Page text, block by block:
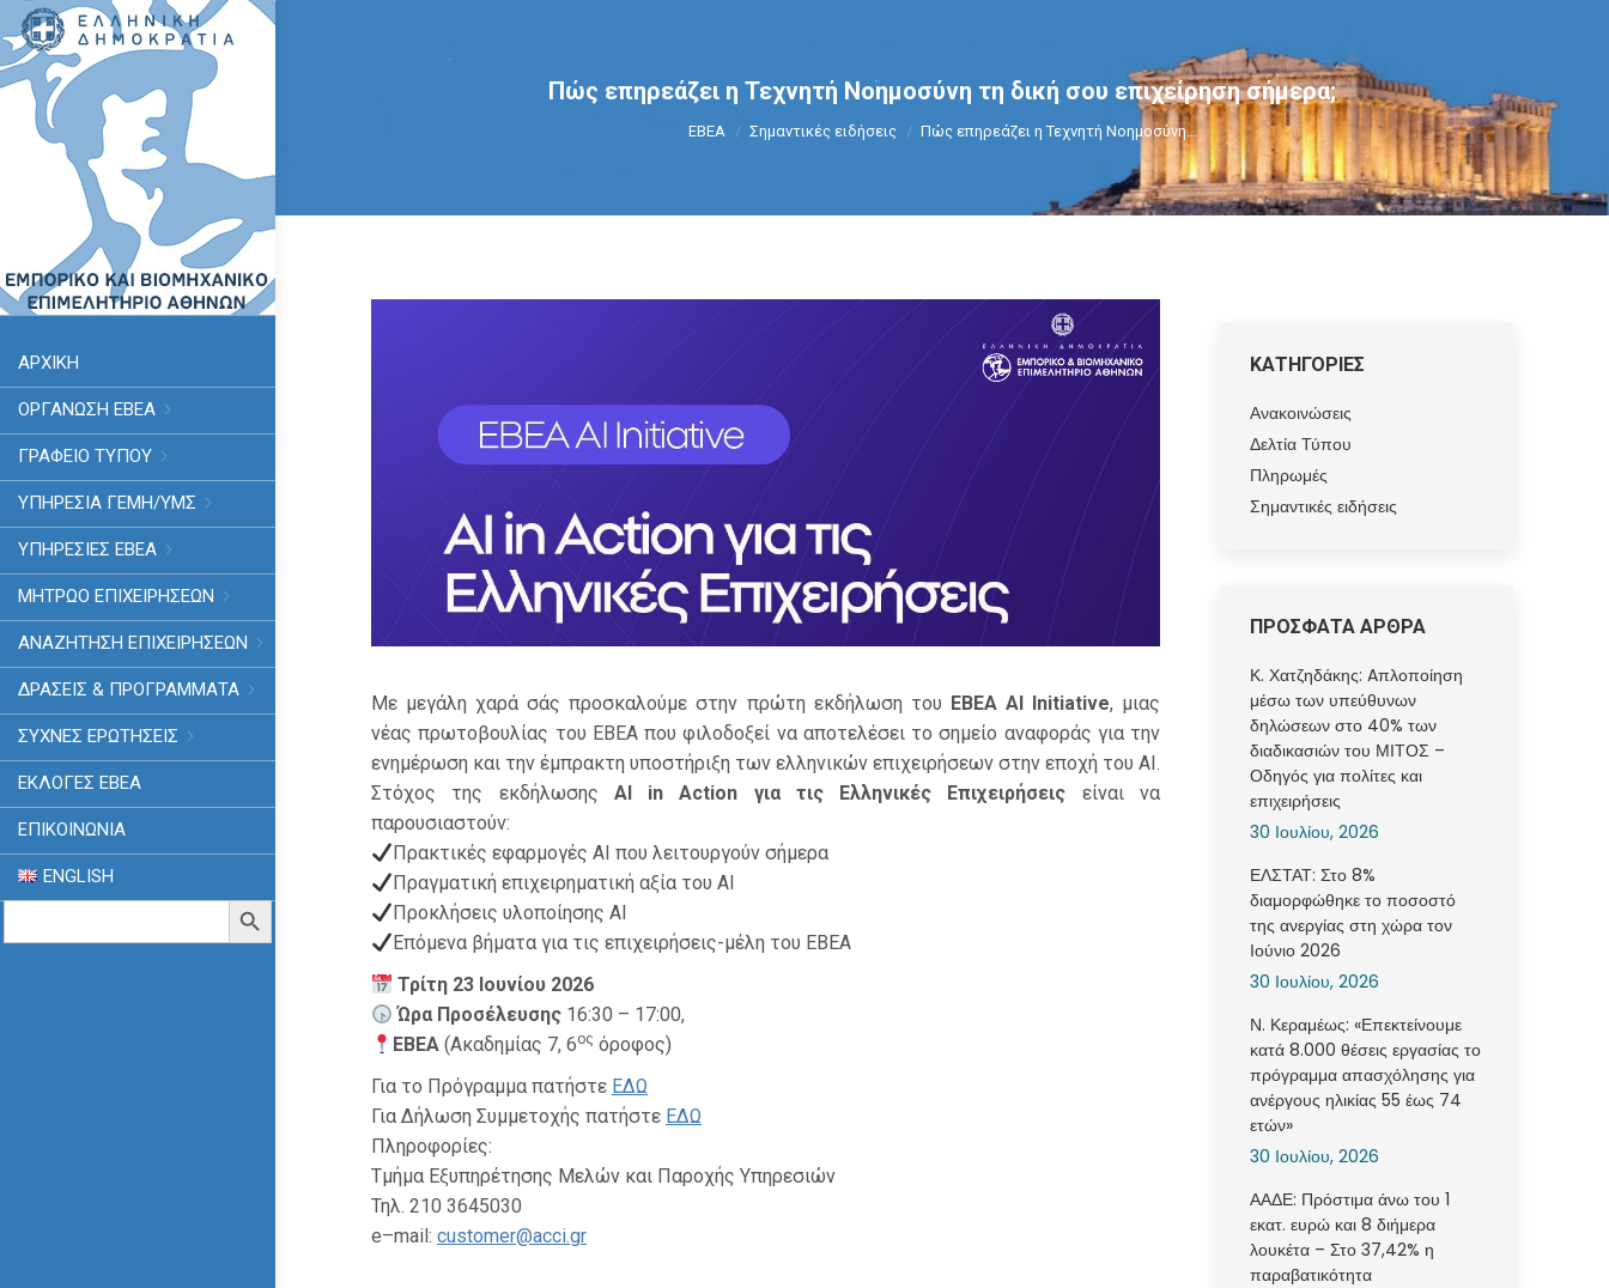
ΑΡΧΙΚΗ
ΟΡΓΑΝΩΣΗ ΕΒΕΑ
ΓΡΑΦΕΙΟ ΤΥΠΟΥ
ΥΠΗΡΕΣΊΑ ΓΕΜΗ/ΥΜΣ
ΥΠΗΡΕΣΙΕΣ ΕΒΕΑ
ΜΗΤΡΩΟ ΕΠΙΧΕΙΡΗΣΕΩΝ
ΑΝΑΖΗΤΗΣΗ ΕΠΙΧΕΙΡΗΣΕΩΝ
ΔΡΑΣΕΙΣ & ΠΡΟΓΡΑΜΜΑΤΑ
ΣΥΧΝΕΣ ΕΡΩΤΗΣΕΙΣ
ΕΚΛΟΓΈΣ ΕΒΕΑ
ΕΠΙΚΟΙΝΩΝΙΑ
ENGLISH
Search
Search Button
Πώς επηρεάζει η Τεχνητή Νοημοσύνη τη δική σου επιχείρηση σήμερα;
You are here:
ΕΒΕΑ Σημαντικές ειδήσεις Πώς επηρεάζει η Τεχνητή Νοημοσύνη…
Με μεγάλη χαρά σάς προσκαλούμε στην πρώτη εκδήλωση του EBEA AI Initiative, μιας
νέας πρωτοβουλίας του ΕΒΕΑ που φιλοδοξεί να αποτελέσει το σημείο αναφοράς για την
ενημέρωση και την έμπρακτη υποστήριξη των ελληνικών επιχειρήσεων στην εποχή του AI.
Στόχος της εκδήλωσης AI in Action για τις Ελληνικές Επιχειρήσεις είναι να
παρουσιαστούν:
Πρακτικές εφαρμογές AI που λειτουργούν σήμερα
Πραγματική επιχειρηματική αξία του AI
Προκλήσεις υλοποίησης AI
Επόμενα βήματα για τις επιχειρήσεις-μέλη του ΕΒΕΑ
Τρίτη 23 Ιουνίου 2026
Ώρα Προσέλευσης 16:30 – 17:00,
ΕΒΕΑ(Ακαδημίας 7, 6ος όροφος)
Για το Πρόγραμμα πατήστε ΕΔΩ
Για Δήλωση Συμμετοχής πατήστε ΕΔΩ
Πληροφορίες:
Τμήμα Εξυπηρέτησης Μελών και Παροχής Υπηρεσιών
Τηλ. 210 3645030
e–mail: customer@acci.gr
ΚΑΤΗΓΟΡΙΕΣ
Ανακοινώσεις
Δελτία Τύπου
Πληρωμές
Σημαντικές ειδήσεις
ΠΡΟΣΦΑΤΑ ΑΡΘΡΑ
Κ. Χατζηδάκης: Aπλοποίηση
μέσω των υπεύθυνων
δηλώσεων στο 40% των
διαδικασιών του ΜΙΤΟΣ –
Οδηγός για πολίτες και
επιχειρήσεις
30 Ιουλίου, 2026
ΕΛΣΤΑΤ: Στο 8%
διαμορφώθηκε το ποσοστό
της ανεργίας στη χώρα τον
Ιούνιο 2026
30 Ιουλίου, 2026
Ν. Κεραμέως: «Επεκτείνουμε
κατά 8.000 θέσεις εργασίας το
πρόγραμμα απασχόλησης για
ανέργους ηλικίας 55 έως 74
ετών»
30 Ιουλίου, 2026
ΑΑΔΕ: Πρόστιμα άνω του 1
εκατ. ευρώ και 8 διήμερα
λουκέτα – Στο 37,42% η
παραβατικότητα